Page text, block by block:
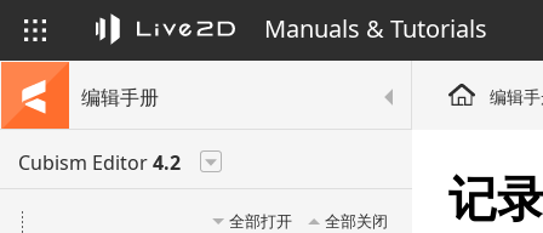
Manuals & Tutorials
编辑手册
Cubism Editor4.2
全部打开 全部关闭
编辑
记